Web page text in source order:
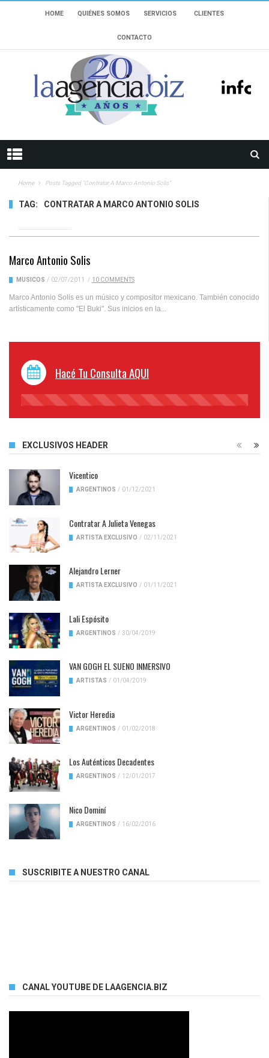
HOME QUIÉNES SOMOS SERVICIOS CLIENTES
CONTACTO
Home Posts Tagged "Contratar A Marco Antonio Solis"
TAG: CONTRATAR A MARCO ANTONIO SOLIS
Marco Antonio Solis
MUSICOS / 02/07/2011 / 10 COMMENTS
Marco Antonio Solis es un músico y compositor mexicano. También conocido
artísticamente como "El Buki". Sus inicios en la...
Hacé Tu Consulta AQUI
45%
EXCLUSIVOS HEADER
Vicentico
ARGENTINOS / 01/12/2021
Contratar A Julieta Venegas
ARTISTA EXCLUSIVO / 02/11/2021
Alejandro Lerner
ARTISTA EXCLUSIVO / 01/11/2021
Lali Espósito
ARGENTINOS / 30/04/2019
VAN GOGH EL SUENO INMERSIVO
ARTISTAS / 01/04/2019
Victor Heredia
ARGENTINOS / 01/02/2018
Los Auténticos Decadentes
ARGENTINOS / 12/01/2017
Nico Dominí
ARGENTINOS / 16/02/2016
SUSCRIBITE A NUESTRO CANAL
CANAL YOUTUBE DE LAAGENCIA.BIZ